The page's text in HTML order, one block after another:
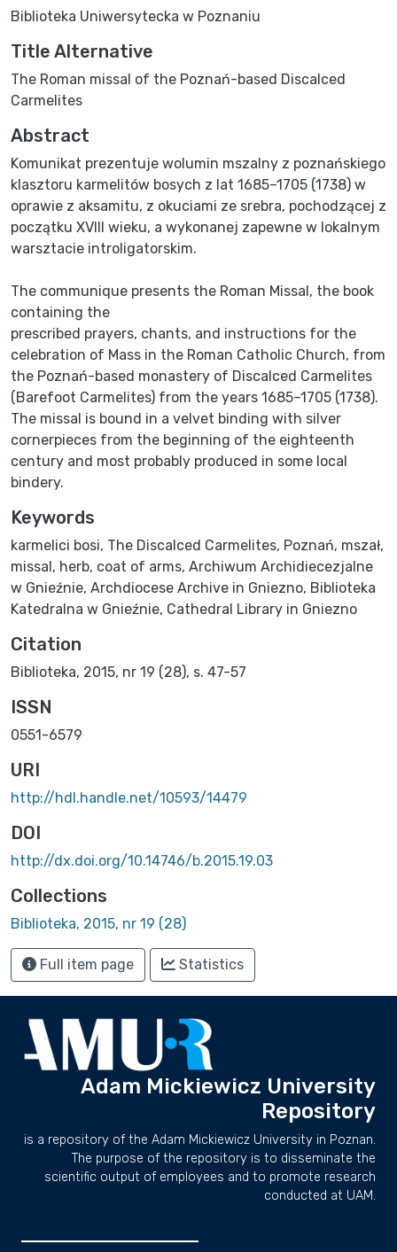
Biblioteka Uniwersytecka w Poznaniu
Title Alternative
The Roman missal of the Poznań-based Discalced
Carmelites
Abstract
Komunikat prezentuje wolumin mszalny z poznańskiego
klasztoru karmelitów bosych z lat 1685–1705 (1738) w
oprawie z aksamitu, z okuciami ze srebra, pochodzącej z
początku XVIII wieku, a wykonanej zapewne w lokalnym
The communique presents the Roman Missal, the book
containing the
prescribed prayers, chants, and instructions for the
celebration of Mass in the Roman Catholic Church, from
the Poznań-based monastery of Discalced Carmelites
(Barefoot Carmelites) from the years 1685–1705 (1738).
The missal is bound in a velvet binding with silver
cornerpieces from the beginning of the eighteenth
century and most probably produced in some local
bindery.
Keywords
karmelici bosi, The Discalced Carmelites, Poznań, mszał,
missal, herb, coat of arms, Archiwum Archidiecezjalne
w Gnieźnie, Archdiocese Archive in Gniezno, Biblioteka
Katedralna w Gnieźnie, Cathedral Library in Gniezno
Citation
Biblioteka, 2015, nr 19 (28), s. 47-57
ISSN
0551-6579
URI
http://hdl.handle.net/10593/14479
DOI
http://dx.doi.org/10.14746/b.2015.19.03
Collections
Biblioteka, 2015, nr 19 (28)
Full item page Statistics
Adam Mickiewicz University
Repository
is a repository of the Adam Mickiewicz University in Poznan.
The purpose of the repository is to disseminate the
scientific output of employees and to promote research
conducted at UAM.